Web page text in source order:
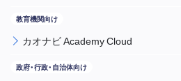
カオナビ Academy Cloud